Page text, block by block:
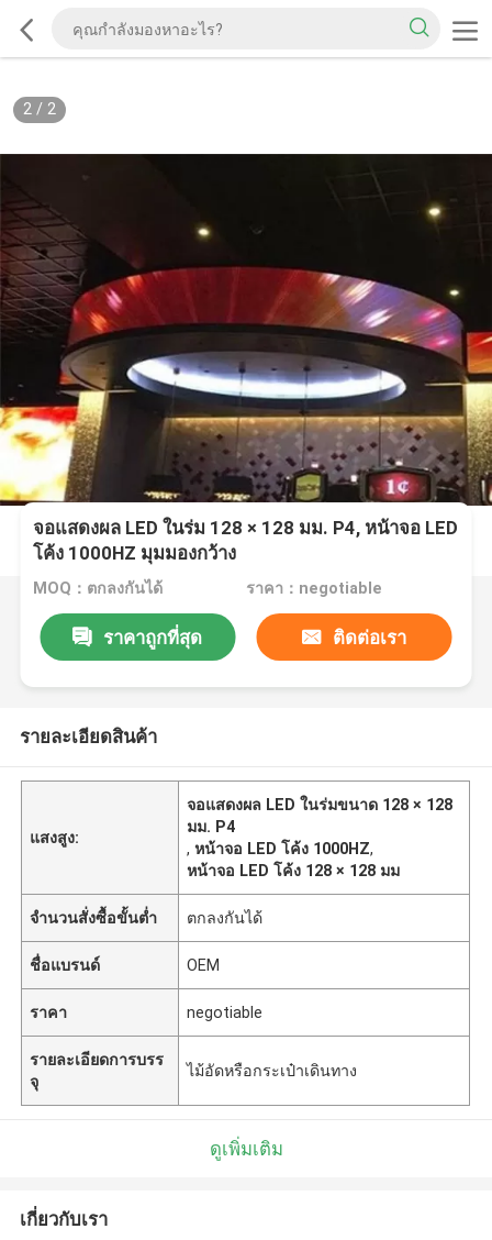
2/ 2
จอแสดงผล LED ในร่ม 128 × 128 มม. P4, หน้าจอ LED
โค้ง 1000HZ มุมมองกว้าง
MOQ：ตกลงกันได้ ราคา：negotiable
ราคาถูกที่สุด ติดต่อเรา
รายละเอียดสินค้า
แสงสูง:
จอแสดงผล LED ในร่มขนาด 128 × 128
มม. P4
,หน้าจอ LED โค้ง 1000HZ,
หน้าจอ LED โค้ง 128 × 128 มม
จำนวนสั่งซื้อขั้นต่ำ ตกลงกันได้
ชื่อแบรนด์ OEM
ราคา negotiable
รายละเอียดการบรร
จุ
ไม้อัดหรือกระเป๋าเดินทาง
ดูเพิ่มเติม
เกี่ยวกับเรา